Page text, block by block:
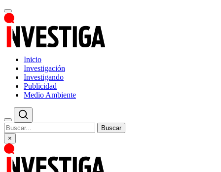
Inicio
Investigación
Investigando
Publicidad
Medio Ambiente
Buscar
×